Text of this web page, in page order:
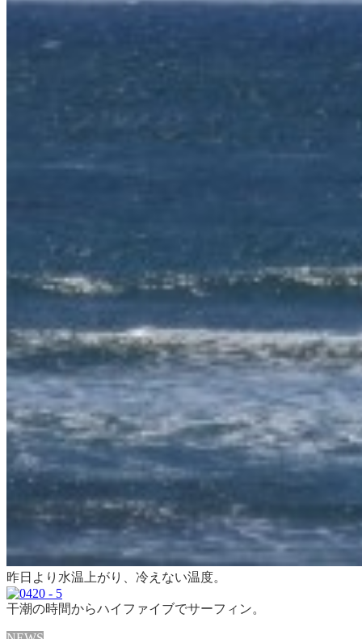
昨日より水温上がり、冷えない温度。
干潮の時間からハイファイブでサーフィン。